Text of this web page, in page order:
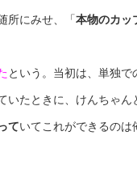
所にみせ、「本物のカッ
という。当初は、単独
いたときに、けんちゃ
ていてこれができるの